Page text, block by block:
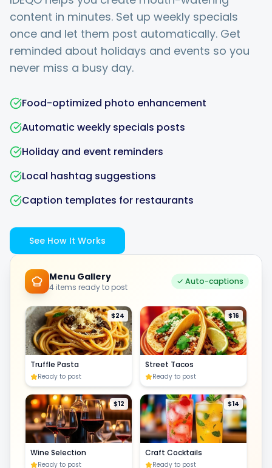
content in minutes. Set up weekly specials
once and let them post automatically. Get
reminded about holidays and events so you
never miss a busy day.
Food-optimized photo enhancement
Automatic weekly specials posts
Holiday and event reminders
Local hashtag suggestions
Caption templates for restaurants
See How It Works
Menu Gallery
4 items ready to post
✓ Auto-captions
$24
Truffle Pasta
Ready to post
$16
Street Tacos
Ready to post
$12
Wine Selection
Ready to post
$14
Craft Cocktails
Ready to post